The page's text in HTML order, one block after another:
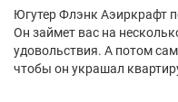
Югутер Флэнк Аэиркрафт
Он займет вас на
удовольствия. А потом
чтобы он украшал